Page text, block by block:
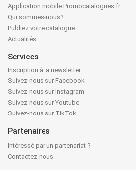
Application mobile Promocatalogues.fr
Qui sommes-nous?
Publiez votre catalogue
Actualités
Services
Inscription à la newsletter
Suivez-nous sur Facebook
Suivez-nous sur Instagram
Suivez-nous sur Youtube
Suivez-nous sur TikTok
Partenaires
Intéressé par un partenariat ?
Contactez-nous